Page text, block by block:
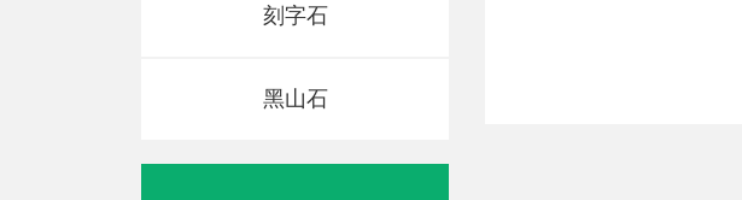
刻字石
黑山石